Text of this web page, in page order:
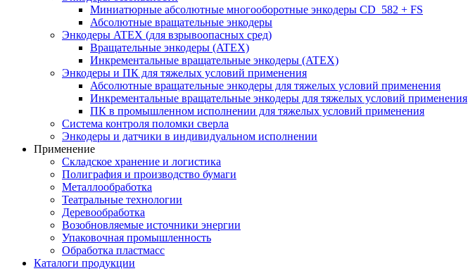
Миниатюрные абсолютные многооборотные энкодеры CD_582 + FS
Абсолютные вращательные энкодеры
Энкодеры ATEX (для взрывоопасных сред)
Вращательные энкодеры (ATEX)
Инкрементальные вращательные энкодеры (ATEX)
Энкодеры и ПК для тяжелых условий применения
Абсолютные вращательные энкодеры для тяжелых условий применения
Инкрементальные вращательные энкодеры для тяжелых условий применения
ПК в промышленном исполнении для тяжелых условий применения
Система контроля поломки сверла
Энкодеры и датчики в индивидуальном исполнении
Применение
Складское хранение и логистика
Полиграфия и производство бумаги
Металлообработка
Театральные технологии
Деревообработка
Возобновляемые источники энергии
Упаковочная промышленность
Обработка пластмасс
Каталоги продукции